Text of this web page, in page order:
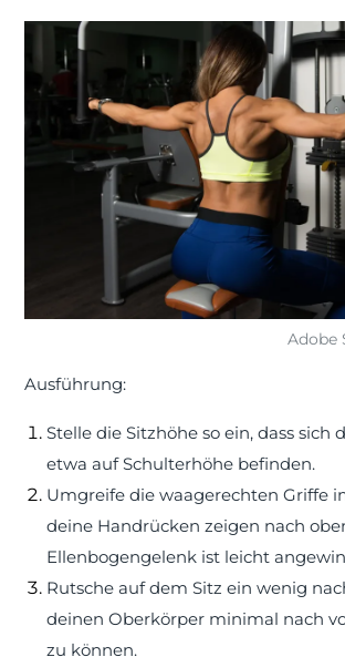
Adobe
Ausführung:
Stelle die Sitzhöhe so ein, dass sich
etwa auf Schulterhöhe befinden.
Umgreife die waagerechten Griffe
deine Handrücken zeigen nach
Ellenbogengelenk ist leicht
Rutsche auf dem Sitz ein wenig
deinen Oberkörper minimal nach
zu können.